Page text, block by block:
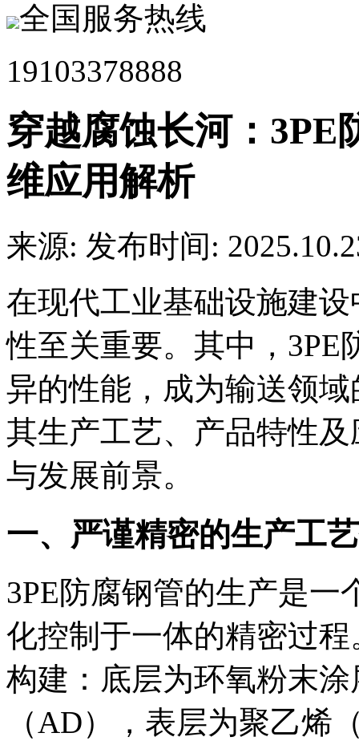
全国服务热线
19103378888
穿越腐蚀长河：3PE
维应用解析
来源: 发布时间:
在现代工业基础设施建
性至关重要。其中，3PE
异的性能，成为输送领
其生产工艺、产品特性
与发展前景。
一、严谨精密的生产工
3PE防腐钢管的生产是
化控制于一体的精密过
构建：底层为环氧粉末
（AD），表层为聚乙烯